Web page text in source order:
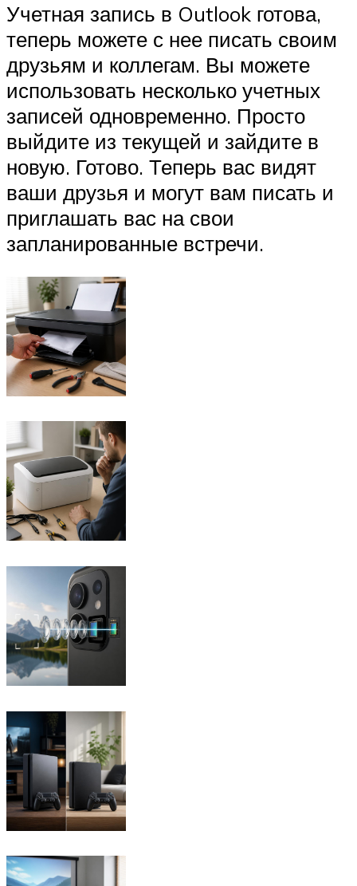
Учетная запись в Outlook готова,
теперь можете с нее писать своим
друзьям и коллегам. Вы можете
использовать несколько учетных
записей одновременно. Просто
выйдите из текущей и зайдите в
новую. Готово. Теперь вас видят
ваши друзья и могут вам писать и
приглашать вас на свои
запланированные встречи.